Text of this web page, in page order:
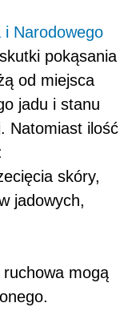
i Narodowego
pokąsania
od miejsca
jadu i stanu
Natomiast ilość
skóry,
jadowych,
mogą